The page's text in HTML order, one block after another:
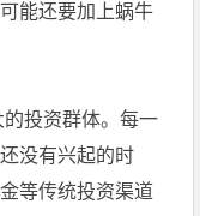
能还要加上蜗牛
投资群体。每一
没有兴起的时
等传统投资渠道